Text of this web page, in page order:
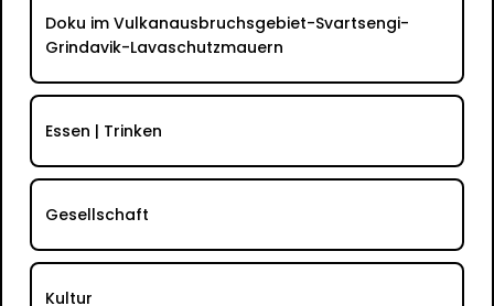
Doku im Vulkanausbruchsgebiet-Svartsengi-
Grindavik-Lavaschutzmauern
Essen | Trinken
Gesellschaft
Kultur